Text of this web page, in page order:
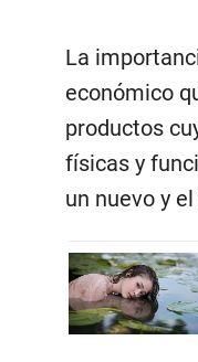
La
económico
productos
físicas y
un nuevo y